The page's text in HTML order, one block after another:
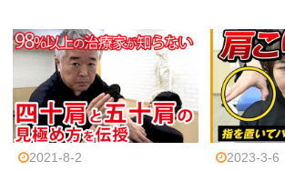
2021-8-2 2023-3-6